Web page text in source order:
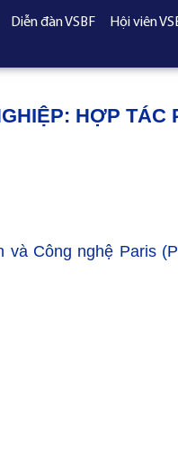
Diễn đàn VSBF Hội viên
HỢP
Công nghệ Paris